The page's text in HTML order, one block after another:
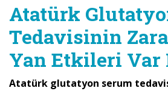
Atatürk
Tedavisinin
Yan Etkileri Var
Atatürk glutatyon serum